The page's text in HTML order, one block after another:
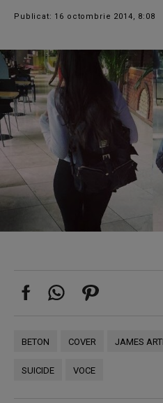
Publicat: 16 octombrie 2014, 8:08
BETON COVER JAMES
SUICIDE VOCE